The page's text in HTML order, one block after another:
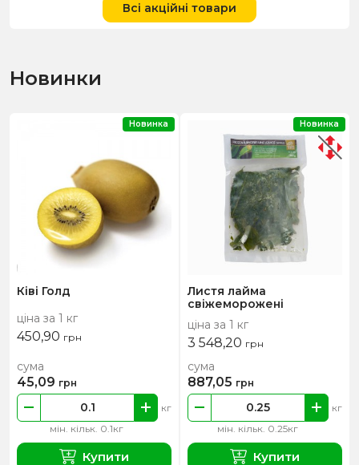
Всі акційні товари
Новинки
Ківі Голд
ціна за 1 кг
450,90 грн
мін. кільк. 0.1кг
кг
сума
45,09 грн
Купити
Новинка
Листя лайма
свіжеморожені
ціна за 1 кг
3 548,20 грн
мін. кільк. 0.25кг
кг
сума
887,05 грн
Купити
Новинка